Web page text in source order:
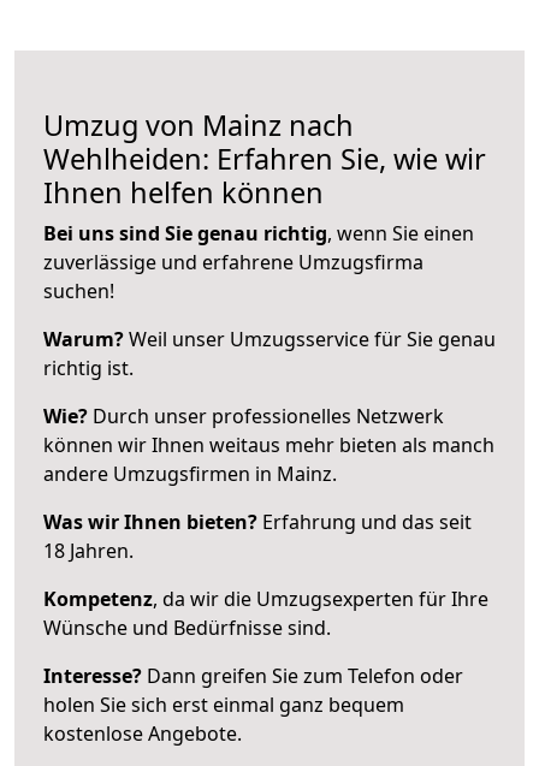
Umzug von Mainz nach
Wehlheiden: Erfahren Sie, wie wir
Ihnen helfen können
Bei uns sind Sie genau richtig, wenn Sie einen
zuverlässige und erfahrene Umzugsfirma
suchen!
Warum?Weil unser Umzugsservice für Sie genau
richtig ist.
Wie? Durch unser professionelles Netzwerk
können wir Ihnen weitaus mehr bieten als manch
andere Umzugsfirmen in Mainz.
Was wir Ihnen bieten? Erfahrung und das seit
18 Jahren.
Kompetenz, da wir die Umzugsexperten für Ihre
Wünsche und Bedürfnisse sind.
Interesse? Dann greifen Sie zum Telefon oder
holen Sie sich erst einmal ganz bequem
kostenlose Angebote.